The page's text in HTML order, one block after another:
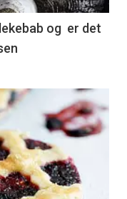
og er det